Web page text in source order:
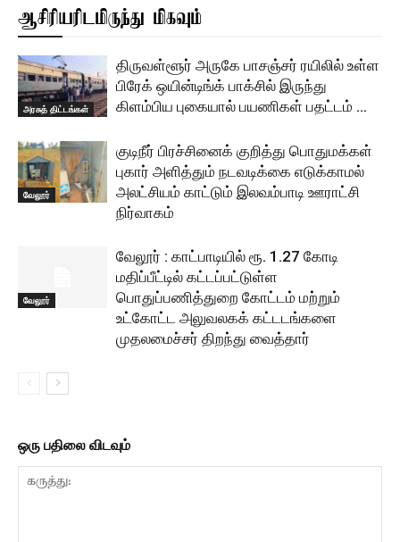
ஆசிரியரிடமிருந்து மிகவும்
அரசுத் திட்டங்கள்
திருவள்ளூர் அருகே பாசஞ்சர் ரயிலில் உள்ள
பிரேக் ஒயின்டிங்க் பாக்சில் இருந்து
கிளம்பிய புகையால் பயணிகள் பதட்டம் …
வேலூர்
குடிநீர் பிரச்சினைக் குறித்து பொதுமக்கள்
புகார் அளித்தும் நடவடிக்கை எடுக்காமல்
அலட்சியம் காட்டும் இலவம்பாடி ஊராட்சி
நிர்வாகம்
வேலூர்
வேலூர் : காட்பாடியில் ரூ. 1.27 கோடி
மதிப்பீட்டில் கட்டப்பட்டுள்ள
பொதுப்பணித்துறை கோட்டம் மற்றும்
உட்கோட்ட அலுவலகக் கட்டடங்களை
முதலமைச்சர் திறந்து வைத்தார்
ஒரு பதிலை விடவும்